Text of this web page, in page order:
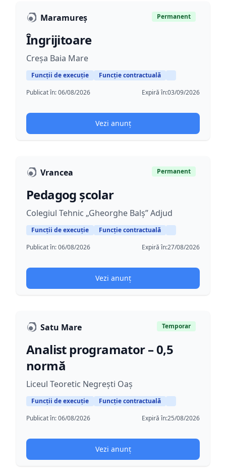
Maramureș Permanent
Îngrijitoare
Creșa Baia Mare
Funcții de execuție
Funcție contractuală
Publicat în:06/08/2026 Expiră în:03/09/2026
Vezi anunț
Vrancea Permanent
Pedagog școlar
Colegiul Tehnic „Gheorghe Balș” Adjud
Funcții de execuție
Funcție contractuală
Publicat în:06/08/2026 Expiră în:27/08/2026
Vezi anunț
Satu Mare Temporar
Analist programator – 0,5
normă
Liceul Teoretic Negrești Oaș
Funcții de execuție
Funcție contractuală
Publicat în:06/08/2026 Expiră în:25/08/2026
Vezi anunț